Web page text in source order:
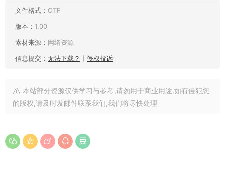
文件格式： OTF
版本： 1.00
素材来源： 网络资源
信息提交： 无法下载？ 侵权投诉
本站部分资源仅供学习与参考,请勿用于商业用途,如有侵犯您
的版权,请及时发邮件联系我们,我们将尽快处理